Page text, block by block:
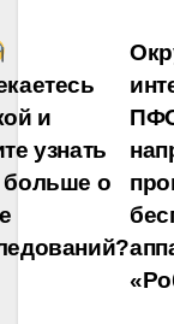
и
узнать
о